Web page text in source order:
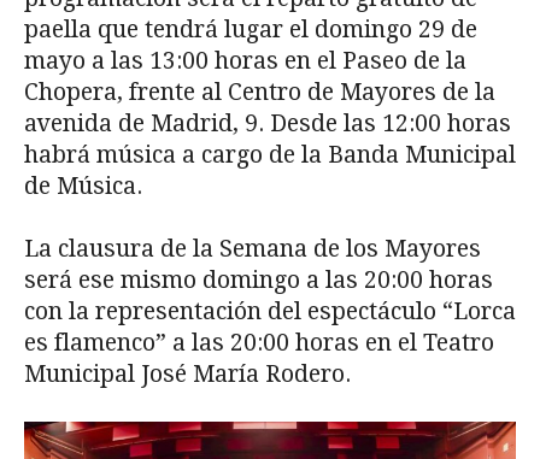
paella que tendrá lugar el domingo 29 de
mayo a las 13:00 horas en el Paseo de la
Chopera, frente al Centro de Mayores de la
avenida de Madrid, 9. Desde las 12:00 horas
habrá música a cargo de la Banda Municipal
de Música.
La clausura de la Semana de los Mayores
será ese mismo domingo a las 20:00 horas
con la representación del espectáculo “Lorca
es flamenco” a las 20:00 horas en el Teatro
Municipal José María Rodero.